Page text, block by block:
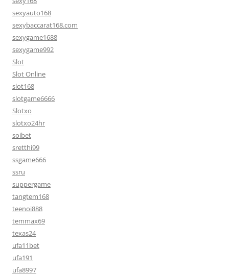
sexyauto168
sexybaccarat168.com
sexygame1688
sexygame992
Slot
Slot Online
slot168
slotgame6666
Slotxo
slotxo24hr
soibet
sretthi99
ssgame666
ssru
suppergame
tangtem168
teenoi888
temmax69
texas24
ufa11bet
ufa191
ufa8997